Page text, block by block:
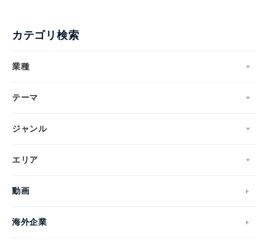
カテゴリ検索
業種
テーマ
ジャンル
エリア
動画
海外企業